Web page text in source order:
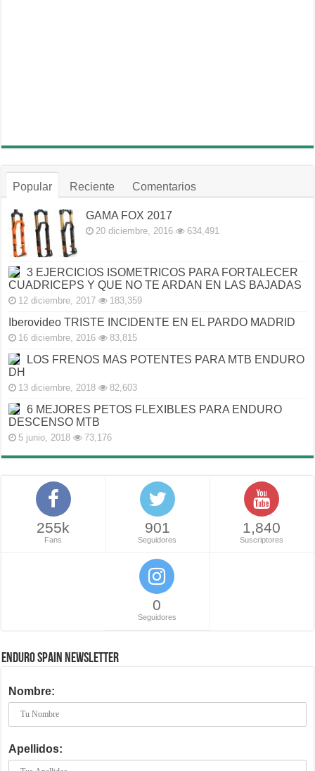
Popular Reciente Comentarios
GAMA FOX 2017
20 diciembre, 2016 634,491
3 EJERCICIOS ISOMETRICOS PARA FORTALECER
CUADRICEPS Y QUE NO TE ARDAN EN LAS BAJADAS
12 diciembre, 2017 183,359
Iberovideo TRISTE INCIDENTE EN EL PARDO MADRID
16 diciembre, 2016 83,815
LOS FRENOS MAS POTENTES PARA MTB ENDURO
DH
13 diciembre, 2018 82,603
6 MEJORES PETOS FLEXIBLES PARA ENDURO
DESCENSO MTB
5 junio, 2018 73,176
255k
Fans
901
Seguidores
1,840
Suscriptores
0
Seguidores
ENDURO SPAIN NEWSLETTER
Nombre:
Apellidos: